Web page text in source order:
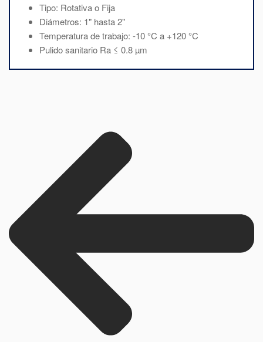
Tipo: Rotativa o Fija
Diámetros: 1" hasta 2"
Temperatura de trabajo: -10 °C a +120 °C
Pulido sanitario Ra ≤ 0.8 µm